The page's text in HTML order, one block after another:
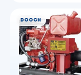
DOOCH